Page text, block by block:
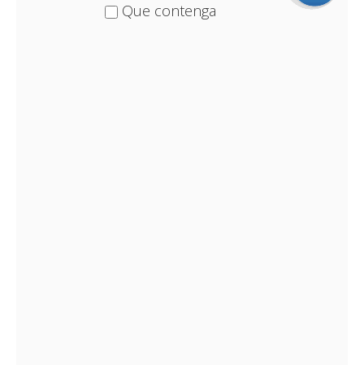
Que contenga